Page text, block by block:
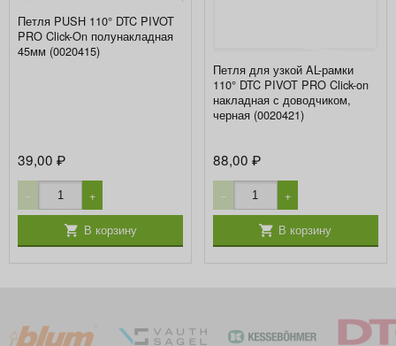
Петля PUSH 110° DTC PIVOT
PRO Click-On полунакладная
45мм (0020415)
39,00₽
− +
В корзину
Петля для узкой AL-рамки
110° DTC PIVOT PRO Click-on
накладная с доводчиком,
черная (0020421)
88,00 ₽
− +
В корзину